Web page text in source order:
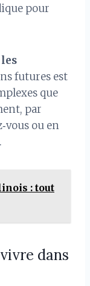
pour
futures est
que
par
ou en
: tout
dans